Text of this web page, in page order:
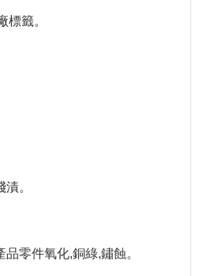
標籤。
。
零件氧化,銅綠,鏽蝕。